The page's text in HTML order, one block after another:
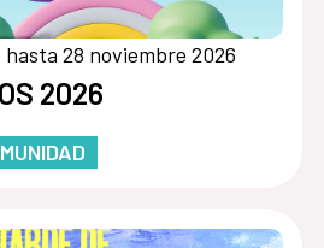
hasta 28 noviembre 2026
2026